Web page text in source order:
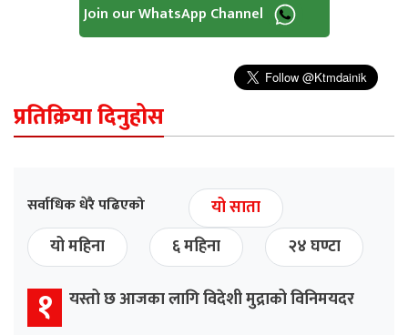
Join our WhatsApp Channel
प्रतिक्रिया दिनुहोस
सर्वाधिक धेरै पढिएको
यो साता
यो महिना
६ महिना २४ घण्टा
१ यस्तो छ आजका लागि विदेशी मुद्राको विनिमयदर